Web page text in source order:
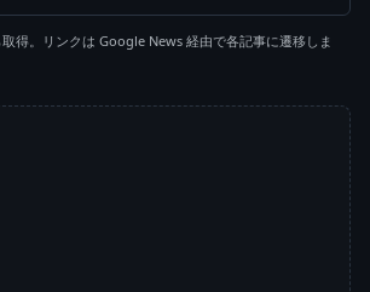
得。リンクは Google News 経由で各記事に遷移しま